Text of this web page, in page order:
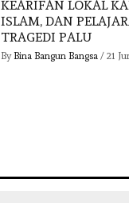
KEARIFAN LOKAL
ISLAM, DAN
TRAGEDI PALU
By Bina Bangun Bangsa / 21